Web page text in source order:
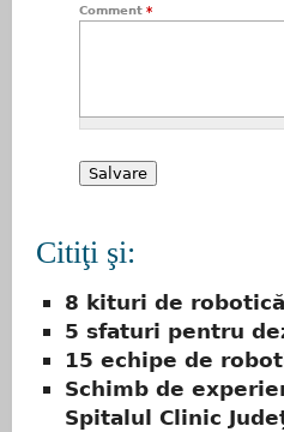
Comment *
Citiţi şi:
8 kituri de
5 sfaturi pentru
15 echipe de
Schimb de
Spitalul Clinic